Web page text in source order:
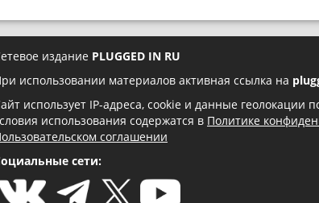
издание PLUGGED IN RU
использовании материалов активная ссылка на
использует IP-адреса, cookie и данные геолокации
использования содержатся в Политике
соглашении
сети: